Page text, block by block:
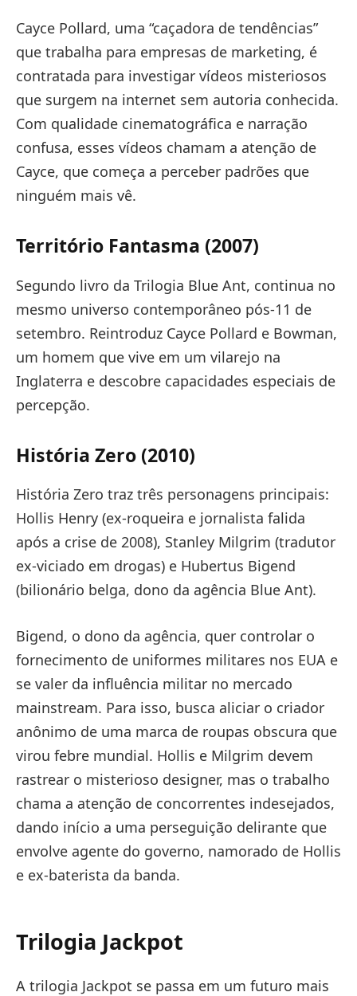
Cayce Pollard, uma “caçadora de tendências”
que trabalha para empresas de marketing, é
contratada para investigar vídeos misteriosos
que surgem na internet sem autoria conhecida.
Com qualidade cinematográfica e narração
confusa, esses vídeos chamam a atenção de
Cayce, que começa a perceber padrões que
ninguém mais vê.
Território Fantasma (2007)
Segundo livro da Trilogia Blue Ant, continua no
mesmo universo contemporâneo pós-11 de
setembro. Reintroduz Cayce Pollard e Bowman,
um homem que vive em um vilarejo na
Inglaterra e descobre capacidades especiais de
percepção.
História Zero (2010)
História Zero traz três personagens principais:
Hollis Henry (ex-roqueira e jornalista falida
após a crise de 2008), Stanley Milgrim (tradutor
ex-viciado em drogas) e Hubertus Bigend
(bilionário belga, dono da agência Blue Ant).
Bigend, o dono da agência, quer controlar o
fornecimento de uniformes militares nos EUA e
se valer da influência militar no mercado
mainstream. Para isso, busca aliciar o criador
anônimo de uma marca de roupas obscura que
virou febre mundial. Hollis e Milgrim devem
rastrear o misterioso designer, mas o trabalho
chama a atenção de concorrentes indesejados,
dando início a uma perseguição delirante que
envolve agente do governo, namorado de Hollis
e ex-baterista da banda.
Trilogia Jackpot
A trilogia Jackpot se passa em um futuro mais